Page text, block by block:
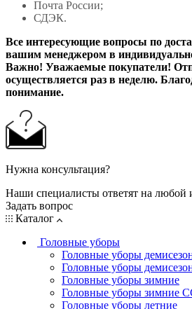
Почта России;
СДЭК.
Все интересующие вопросы по
вашим менеджером в
Важно! Уважаемые покупатели!
осуществляется раз в неделю.
понимание.
Нужна консультация?
Наши специалисты ответят на любой
Задать вопрос
Каталог
Головные уборы
Головные уборы
Головные уборы
Головные уборы зимние
Головные уборы зимние
Головные уборы летние